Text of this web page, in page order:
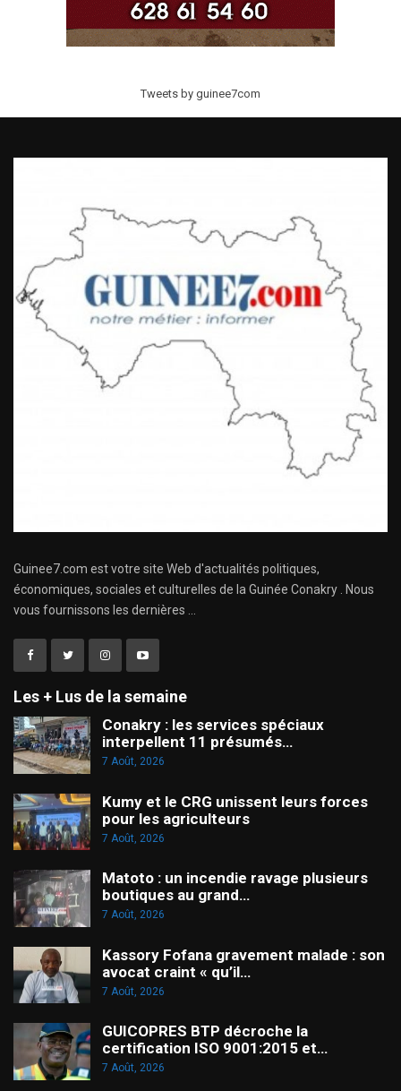
Tweets by guinee7com
Guinee7.com est votre site Web d'actualités politiques,
économiques, sociales et culturelles de la Guinée Conakry . Nous
vous fournissons les dernières ...
Les + Lus de la semaine
Conakry : les services spéciaux
interpellent 11 présumés…
7 Août, 2026
Kumy et le CRG unissent leurs forces
pour les agriculteurs
7 Août, 2026
Matoto : un incendie ravage plusieurs
boutiques au grand…
7 Août, 2026
Kassory Fofana gravement malade : son
avocat craint « qu’il…
7 Août, 2026
GUICOPRES BTP décroche la
certification ISO 9001:2015 et…
7 Août, 2026